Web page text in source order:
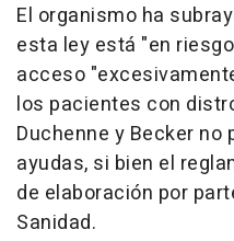
El organismo ha
esta ley está "en
acceso
los pacientes con
Duchenne y Becker no
ayudas, si bien el
de elaboración por
Sanidad.